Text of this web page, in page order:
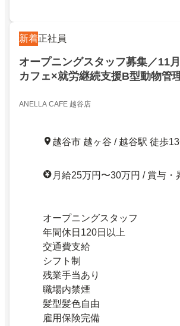
新着正社員
オープニングスタッフ募集／11
カフェ×就労継続支援B型動物管
ANELLA CAFE 越谷店
越谷市 越ヶ谷 / 越谷駅 徒歩
月給25万円〜30万円 / 賞与・
オープニングスタッフ
年間休日120日以上
交通費支給
シフト制
残業手当あり
職場内禁煙
髪型髪色自由
雇用保険完備